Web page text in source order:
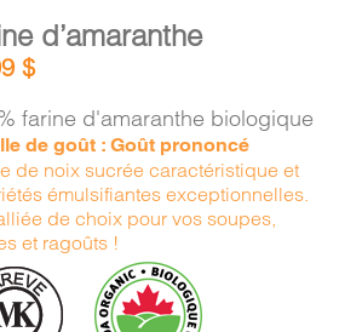
d’amaranthe
$
farine d'amaranthe biologique
de goût : Goût prononcé
de noix sucrée caractéristique et
émulsifiantes exceptionnelles.
de choix pour vos soupes,
et ragoûts !